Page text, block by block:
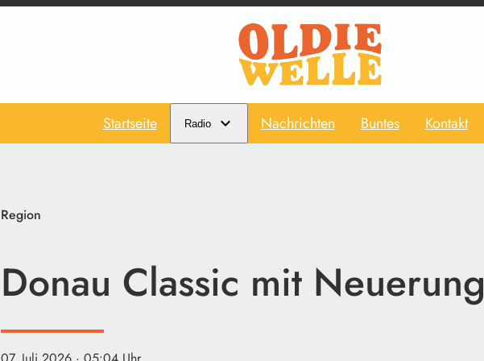
Startseite Radio Nachrichten Buntes Kontakt
Region
Donau Classic mit